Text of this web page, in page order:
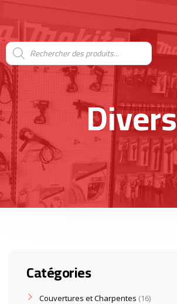
Divers
Catégories
Couvertures et Charpentes 16